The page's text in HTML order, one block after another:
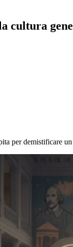
cultura
per demistificare